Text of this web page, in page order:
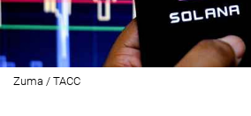
Zuma / ТАСС